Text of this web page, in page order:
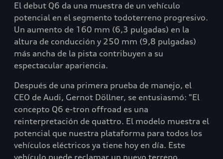
El debut Q6 da una muestra de un vehículo
potencial en el segmento todoterreno progresivo.
Un aumento de 160 mm (6,3 pulgadas) en la
altura de conducción y 250 mm (9,8 pulgadas)
más ancha de la pista contribuyen a su
espectacular apariencia.
Después de una primera prueba de manejo, el
CEO de Audi, Gernot Döllner, se entusiasmó: "El
concepto Q6 e-tron offroad es una
reinterpretación de quattro. El modelo muestra el
potencial que nuestra plataforma para todos los
vehículos eléctricos ya tiene hoy en día. Este
vehículo puede reclamar un nuevo terreno.